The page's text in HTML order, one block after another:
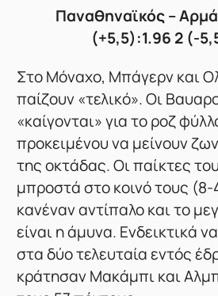
Παναθηναϊκός –
(+5,5):1.96 2 (-
Στο Μόναχο, Μπάγερν και
παίζουν «τελικό». Οι
«καίγονται» για το ροζ
προκειμένου να μείνουν
της οκτάδας. Οι παίκτες
μπροστά στο κοινό τους
κανέναν αντίπαλο και το
είναι η άμυνα. Ενδεικτικά
στα δύο τελευταία εντός
κράτησαν Μακάμπι και